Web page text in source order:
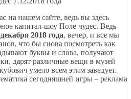
на нашем сайте, ведь вы здесь
капитал-шоу Поле чудес. Ведь
2018 года, вечер, и все мы
что бы снова посмотреть как
буквы и слова, получают
дарят различные вещи в музей
умело всем этим заведует.
сегодняшней игры – реклама